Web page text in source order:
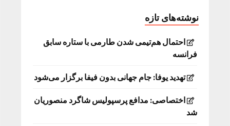
نوشته‌های تازه
احتمال هم‌تیمی شدن طارمی با ستاره سابق
فرانسه
تهدید یوفا: جام جهانی بدون فیفا برگزار می‌شود
اختصاصی: مدافع پرسپولیس شاگرد منصوریان
شد